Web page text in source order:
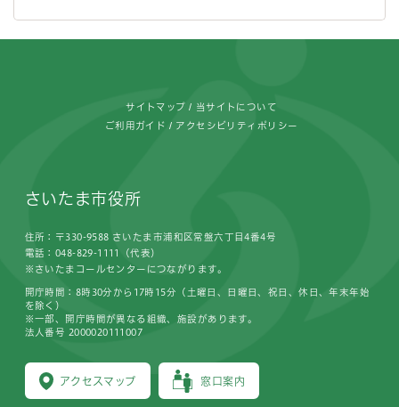
サイトマップ 当サイトについて
ご利用ガイド アクセシビリティポリシー
さいたま市役所
住所：〒330-9588 さいたま市浦和区常盤六丁目4番4号
電話：048-829-1111（代表）
※さいたまコールセンターにつながります。
アクセスマップ 窓口案内
開庁時間：8時30分から17時15分（土曜日、日曜日、祝日、休日、年末年始
を除く）
※一部、開庁時間が異なる組織、施設があります。
法人番号 2000020111007